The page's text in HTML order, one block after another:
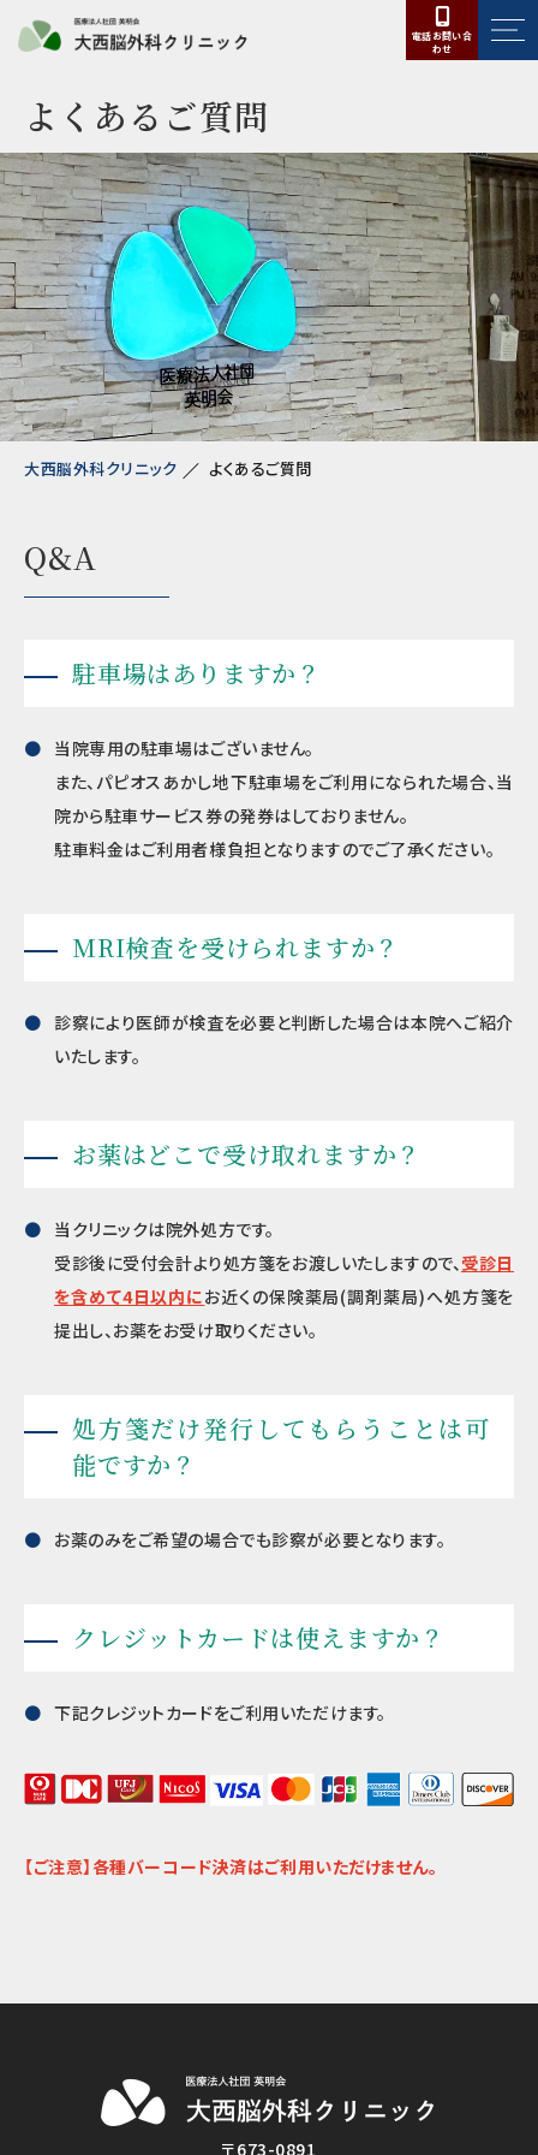
電話お問い合
わせ
よくあるご質問
大西脳外科クリニック よくあるご質問
Q&A
駐車場はありますか？
当院専用の駐車場はございません。
また、パピオスあかし地下駐車場をご利用になられた場合、当
院から駐車サービス券の発券はしておりません。
駐車料金はご利用者様負担となりますのでご了承ください。
MRI検査を受けられますか？
診察により医師が検査を必要と判断した場合は本院へご紹介
いたします。
お薬はどこで受け取れますか？
当クリニックは院外処方です。
受診後に受付会計より処方箋をお渡しいたしますので、受診日
を含めて4日以内にお近くの保険薬局(調剤薬局)へ処方箋を
提出し、お薬をお受け取りください。
処方箋だけ発行してもらうことは可
能ですか？
お薬のみをご希望の場合でも診察が必要となります。
クレジットカードは使えますか？
下記クレジットカードをご利用いただけます。
【ご注意】各種バーコード決済はご利用いただけません。
〒673-0891